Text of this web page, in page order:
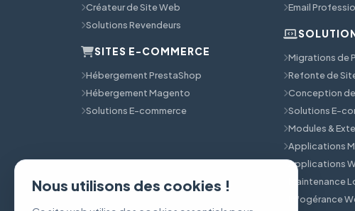
Créateur de Site Web
Solutions Revendeurs
SITES E-COMMERCE
Hébergement PrestaShop
Hébergement Magento
Solutions E-commerce
Email
Migrations de
Refonte de
Conception
Solutions E-
Modules &
Applications
Applications
Maintenance
Infogérance
Nous utilisons des cookies !